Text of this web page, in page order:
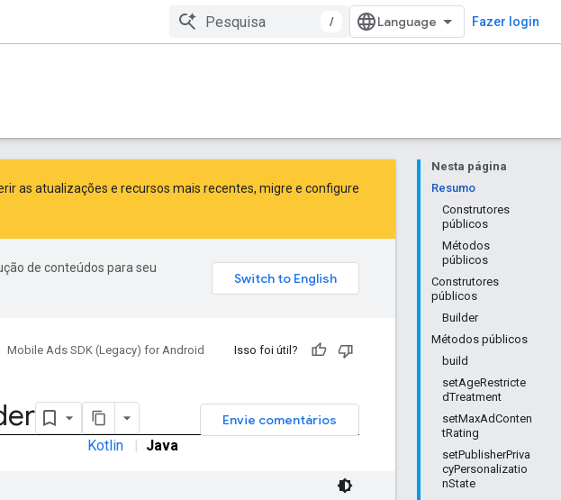
/ Fazer login
Nesta página
Resumo
Construtores
públicos
Métodos
públicos
Construtores
públicos
Builder
Métodos públicos
build
setAgeRestricte
dTreatment
setMaxAdConten
tRating
setPublisherPriva
cyPersonalizatio
nState
as atualizações e recursos mais recentes, migre e configure
de conteúdos para seu
Mobile Ads SDK (Legacy) for Android
Isso foi útil?
Envie comentários
Kotlin | Java